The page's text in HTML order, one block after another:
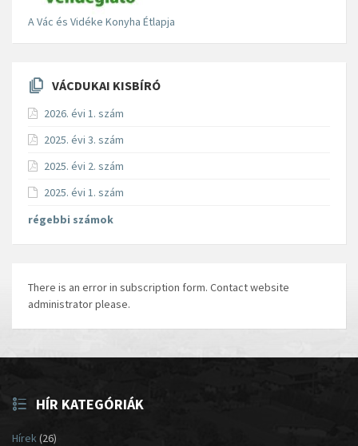
A Vác és Vidéke Konyha Étlapja
VÁCDUKAI KISBÍRÓ
2026. évi 1. szám
2025. évi 3. szám
2025. évi 2. szám
2025. évi 1. szám
régebbi számok
There is an error in subscription form. Contact website
administrator please.
HÍR KATEGÓRIÁK
Hírek(26)